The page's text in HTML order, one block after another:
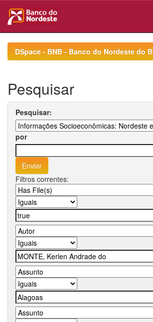
navigationDSpace - BNB - Banco do Nordeste do
Pesquisar
Pesquisar:
por
Filtros correntes: